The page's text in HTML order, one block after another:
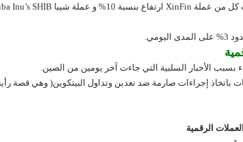
الأخبار السلبية التي جاءت آخر يومين من الصين.
إجراءات صارمة ضد تعدين وتداول البيتكوين( وهي قصة